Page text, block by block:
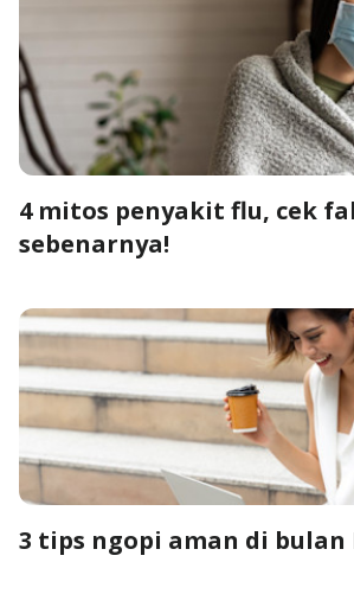
4 mitos penyakit flu, cek
sebenarnya!
3 tips ngopi aman di bulan